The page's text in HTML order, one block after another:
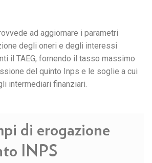
ad aggiornare i parametri
degli oneri e degli interessi
il TAEG, fornendo il tasso massimo
del quinto Inps e le soglie a cui
intermediari finanziari.
di erogazione
INPS